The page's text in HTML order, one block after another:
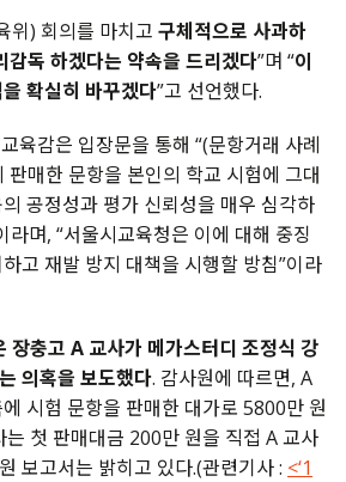
위) 회의를 마치고 구체적으로 사과하
감독 하겠다는 약속을 드리겠다”며 “이
확실히 바꾸겠다”고 선언했다.
육감은 입장문을 통해 “(문항거래 사례
판매한 문항을 본인의 학교 시험에 그대
공정성과 평가 신뢰성을 매우 심각하
라며, “서울시교육청은 이에 대해 중징
고 재발 방지 대책을 시행할 방침”이라
장충고 A 교사가 메가스터디 조정식 강
의혹을 보도했다. 감사원에 따르면, A
시험 문항을 판매한 대가로 5800만 원
는 첫 판매대금 200만 원을 직접 A 교사
보고서는 밝히고 있다.(관련기사 : <‘1